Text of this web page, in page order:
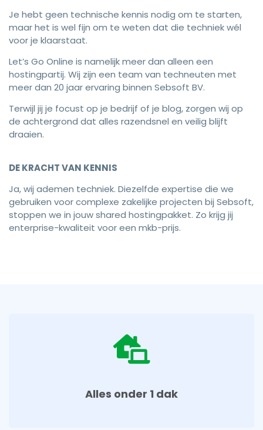
Je hebt geen technische kennis nodig om te starten,
maar het is wel fijn om te weten dat die techniek wél
voor je klaarstaat.
Let’s Go Online is namelijk meer dan alleen een
hostingpartij. Wij zijn een team van techneuten met
meer dan 20 jaar ervaring binnen Sebsoft BV.
Terwijl jij je focust op je bedrijf of je blog, zorgen wij op
de achtergrond dat alles razendsnel en veilig blijft
draaien.
DE KRACHT VAN KENNIS
Ja, wij ademen techniek. Diezelfde expertise die we
gebruiken voor complexe zakelijke projecten bij Sebsoft,
stoppen we in jouw shared hostingpakket. Zo krijg jij
enterprise-kwaliteit voor een mkb-prijs.
Alles onder 1 dak​